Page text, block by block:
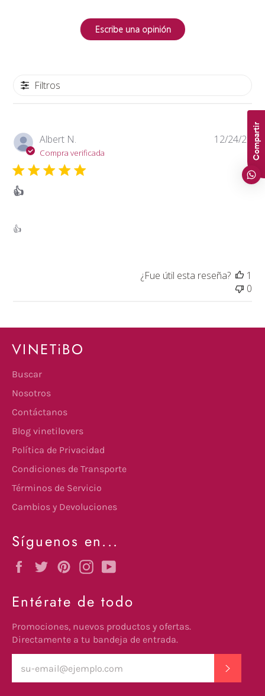
Escribe una opinión
Filtros
Albert N.
Compra verificada
👍
👍
de
12/24/21
¿Fue útil esta reseña?
1
0
VINETiBO
Buscar
Nosotros
Contáctanos
Blog vinetilovers
Política de Privacidad
Condiciones de Transporte
Términos de Servicio
Cambios y Devoluciones
Síguenos en...
FacebookTwitterPinterestInstagram
Entérate de todo
Promociones, nuevos productos y ofertas.
Directamente a tu bandeja de entrada.
Compartir